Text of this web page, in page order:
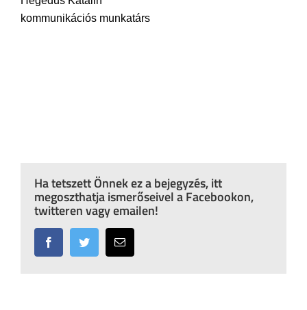
kommunikációs munkatárs
Ha tetszett Önnek ez a bejegyzés, itt
megoszthatja ismerőseivel a Facebookon,
twitteren vagy emailen!
FacebookTwitter Email: